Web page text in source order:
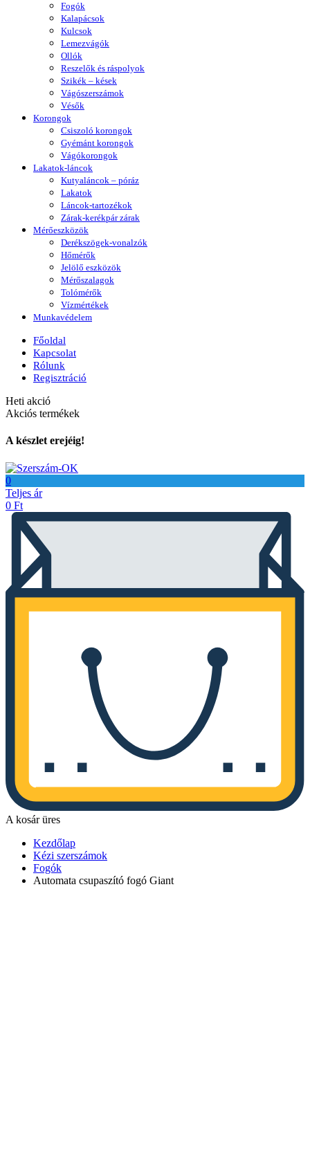
Fogók
Kalapácsok
Kulcsok
Lemezvágók
Ollók
Reszelők és ráspolyok
Szikék – kések
Vágószerszámok
Vésők
Korongok
Csiszoló korongok
Gyémánt korongok
Vágókorongok
Lakatok-láncok
Kutyaláncok – póráz
Lakatok
Láncok-tartozékok
Zárak-kerékpár zárak
Mérőeszközök
Derékszögek-vonalzók
Hőmérők
Jelölő eszközök
Mérőszalagok
Tolómérők
Vízmértékek
Munkavédelem
Főoldal
Kapcsolat
Rólunk
Regisztráció
Heti akció
Akciós termékek
A készlet erejéig!
0
Teljes ár
0 Ft
A kosár üres
Kezdőlap
Kézi szerszámok
Fogók
Automata csupaszító fogó Giant